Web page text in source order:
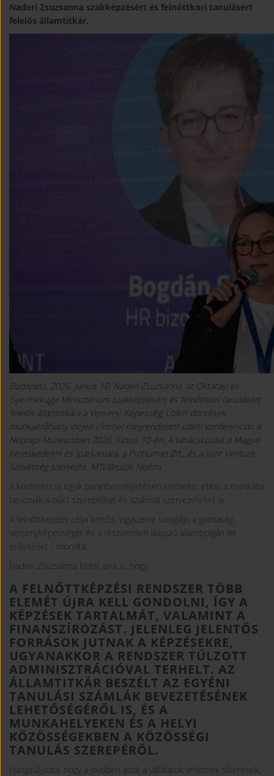
Naderi Zsuzsanna szakképzésért és felnőttkori tanulásért
felelős államtitkár.
Budapest, 2026. június 10. Naderi Zsuzsanna, az Oktatási és
Gyermekügyi Minisztérium szakképzésért és felnőttkori tanulásért
felelős államtitkára a Verseny. Képesség. Üzleti döntések
munkaerőhiány idején címmel megrendezett üzleti konferencián a
Néprajzi Múzeumban 2026. június 10-én. A tanácskozást a Magyar
Kereskedelmi és Iparkamara, a Prohuman Zrt., és a Joint Venture
Szövetség szervezte. MTI/Bruzák Noémi
A konferencia egyik panelbeszélgetésén kiemelte: ebbe a munkába
bevonják a piaci szereplőket és szakmai szervezeteket is.
A felnőttképzés célja kettős, egyszerre szolgálja a gazdaság
versenyképességét és a részvételen alapuló állampolgári lét
erősítését - mondta.
Naderi Zsuzsanna kitért arra is, hogy
A FELNŐTTKÉPZÉSI RENDSZER TÖBB
ELEMÉT ÚJRA KELL GONDOLNI, ÍGY A
KÉPZÉSEK TARTALMÁT, VALAMINT A
FINANSZÍROZÁST. JELENLEG JELENTŐS
FORRÁSOK JUTNAK A KÉPZÉSEKRE,
UGYANAKKOR A RENDSZER TÚLZOTT
ADMINISZTRÁCIÓVAL TERHELT. AZ
ÁLLAMTITKÁR BESZÉLT AZ EGYÉNI
TANULÁSI SZÁMLÁK BEVEZETÉSÉNEK
LEHETŐSÉGÉRŐL IS, ÉS A
MUNKAHELYEKEN ÉS A HELYI
KÖZÖSSÉGEKBEN A KÖZÖSSÉGI
TANULÁS SZEREPÉRŐL.
Hangsúlyozta, hogy a jövőben azok a vállalatok lehetnek sikeresek,